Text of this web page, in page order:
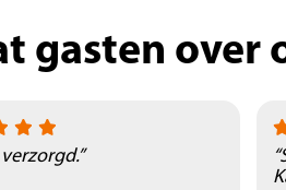
gasten over